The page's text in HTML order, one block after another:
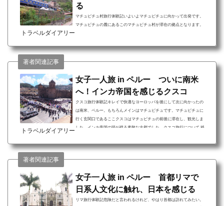
る
マチュピチュ村旅行体験記いよいよマチュピチュに向かって出発です。
マチュピチュの麓にあるこのマチュピチュ村が滞在の拠点となります。
た。マチュピチュ村旅行について 観光客がみんな集うマチュピチュ観光
ん。あくまでもマチュピチュ観光の拠点の村です。...
トラベルダイアリー
女子一人旅 in ペルー ついに南米
へ！インカ帝国を感じるクスコ
クスコ旅行体験記キレイで快適なヨーロッパを後にして次に向かったの
は南米、ペルー。もちろんメインはマチュピチュです。マチュピチュに
行く玄関口であるここクスコはマチュピチュの前後に滞在し、観光しま
した。インカ帝国の跡が残る素敵な古都でした。クスコ旅行について 移
並みを堪能 陽気な南米人と太陽で街中ニコニコクスコへは首都リマから
トラベルダイアリー
著者関連記事
女子一人旅 in ペルー 首都リマで
日系人文化に触れ、日本を感じる
リマ旅行体験記危険だと言われるけれど、やはり首都は訪れてみたい。
著者関連記事